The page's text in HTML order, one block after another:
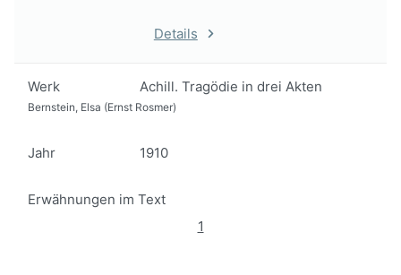
Details
Werk Achill. Tragödie in drei Akten
Bernstein, Elsa (Ernst Rosmer)
Jahr 1910
Erwähnungen im Text
1